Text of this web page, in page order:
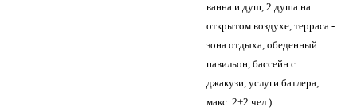
ванна и душ, 2 душа на
открытом воздухе, терраса -
зона отдыха, обеденный
павильон, бассейн с
джакузи, услуги батлера;
макс. 2+2 чел.)